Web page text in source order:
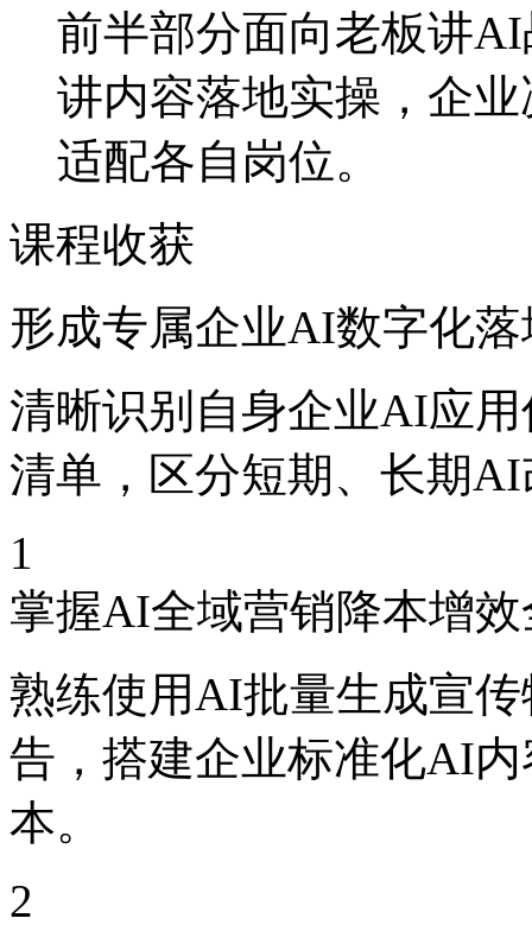
前半部分面向老板讲
讲内容落地实操，企
适配各自岗位。
课程收获
形成专属企业AI数字化
清晰识别自身企业AI应
清单，区分短期、长期
1
掌握AI全域营销降本增
熟练使用AI批量生成宣
告，搭建企业标准化AI
本。
2